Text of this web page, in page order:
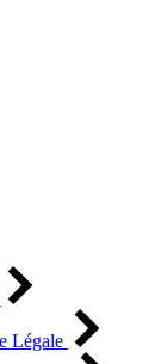
Légale